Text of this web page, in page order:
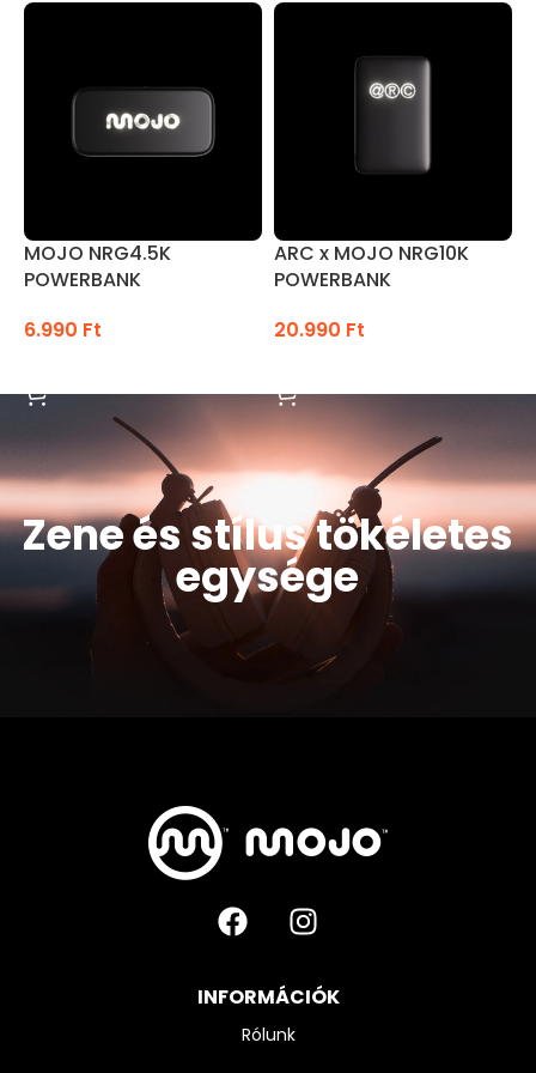
2 év prémium cseregarancia
Csomag tartalma: 1db Ultra NRG 10K, 1db
MOJO NRG4.5K
POWERBANK
6.990 Ft
ARC x MOJO NRG10K
POWERBANK
20.990 Ft
Zene és stílus tökéletes
egysége
INFORMÁCIÓK
Rólunk